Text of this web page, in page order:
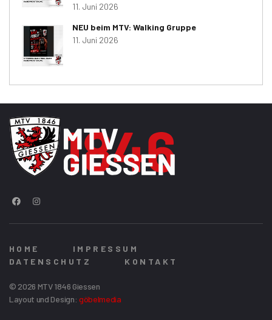
11. Juni 2026
NEU beim MTV: Walking Gruppe
11. Juni 2026
HOME
IMPRESSUM
DATENSCHUTZ
KONTAKT
© 2026 MTV 1846 Giessen
Layout und Design: göbelmedia